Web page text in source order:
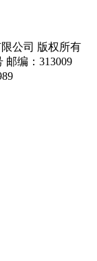
公司 版权所有
邮编：313009